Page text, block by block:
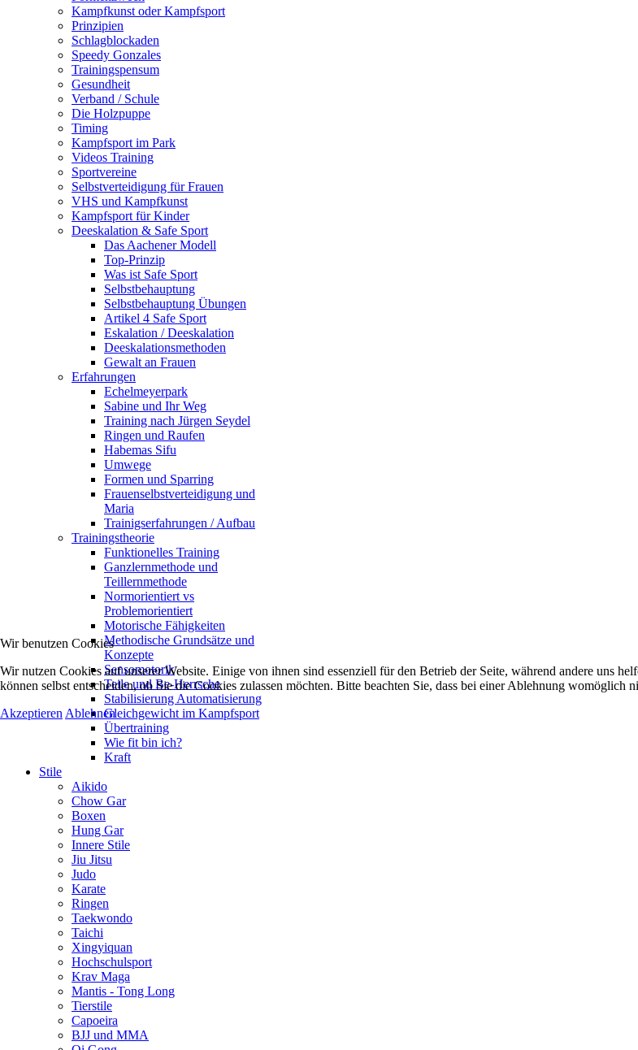
Kampfkunst oder Kampfsport
Prinzipien
Schlagblockaden
Speedy Gonzales
Trainingspensum
Gesundheit
Verband / Schule
Die Holzpuppe
Timing
Kampfsport im Park
Videos Training
Sportvereine
Selbstverteidigung für Frauen
VHS und Kampfkunst
Kampfsport für Kinder
Deeskalation & Safe Sport
Das Aachener Modell
Top-Prinzip
Was ist Safe Sport
Selbstbehauptung
Selbstbehauptung Übungen
Artikel 4 Safe Sport
Eskalation / Deeskalation
Deeskalationsmethoden
Gewalt an Frauen
Erfahrungen
Echelmeyerpark
Sabine und Ihr Weg
Training nach Jürgen Seydel
Ringen und Raufen
Habemas Sifu
Umwege
Formen und Sparring
Frauenselbstverteidigung und
Maria
Trainigserfahrungen / Aufbau
Trainingstheorie
Funktionelles Training
Ganzlernmethode und
Teillernmethode
Normorientiert vs
Problemorientiert
Motorische Fähigkeiten
Methodische Grundsätze und
Konzepte
Sensomotorik
Teile und Be-Herrsche
Stabilisierung Automatisierung
Gleichgewicht im Kampfsport
Übertraining
Wie fit bin ich?
Kraft
Stile
Aikido
Chow Gar
Boxen
Hung Gar
Innere Stile
Jiu Jitsu
Judo
Karate
Ringen
Taekwondo
Taichi
Xingyiquan
Hochschulsport
Krav Maga
Mantis - Tong Long
Tierstile
Capoeira
BJJ und MMA
Wir benutzen Cookies
Wir nutzen Cookies auf unserer Website. Einige von ihnen sind essenziell für den Betrieb der Seite, während andere uns
können selbst entscheiden, ob Sie die Cookies zulassen möchten. Bitte beachten Sie, dass bei einer Ablehnung womöglich
Akzeptieren Ablehnen